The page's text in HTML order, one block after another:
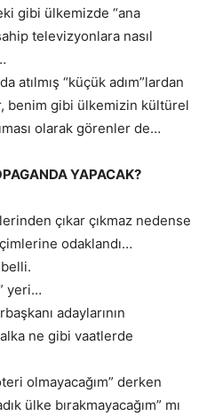
gibi ülkemizde “ana
televizyonlara nasıl
atılmış “küçük adım”lardan
benim gibi ülkemizin kültürel
olarak görenler de…
YAPACAK?
çıkar çıkmaz nedense
odaklandı…
yeri…
adaylarının
ne gibi vaatlerde
olmayacağım” derken
ülke bırakmayacağım” mı